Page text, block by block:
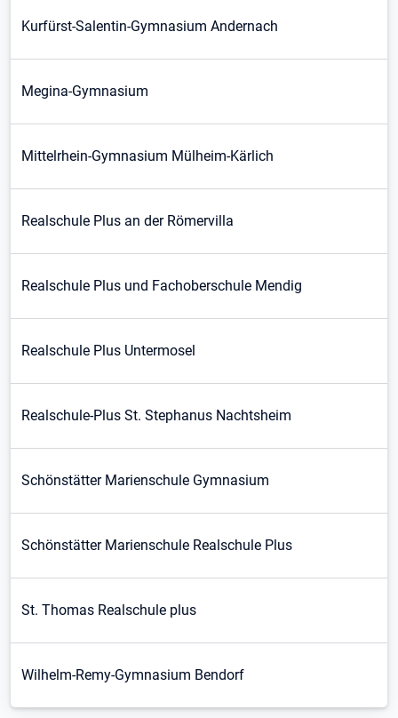
Kurfürst-Salentin-Gymnasium Andernach
Megina-Gymnasium
Mittelrhein-Gymnasium Mülheim-Kärlich
Realschule Plus an der Römervilla
Realschule Plus und Fachoberschule Mendig
Realschule Plus Untermosel
Realschule-Plus St. Stephanus Nachtsheim
Schönstätter Marienschule Gymnasium
Schönstätter Marienschule Realschule Plus
St. Thomas Realschule plus
Wilhelm-Remy-Gymnasium Bendorf